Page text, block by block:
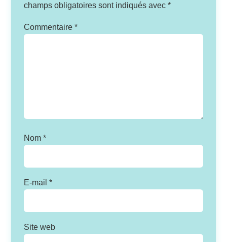
champs obligatoires sont indiqués avec*
Commentaire*
Nom*
E-mail*
Site web